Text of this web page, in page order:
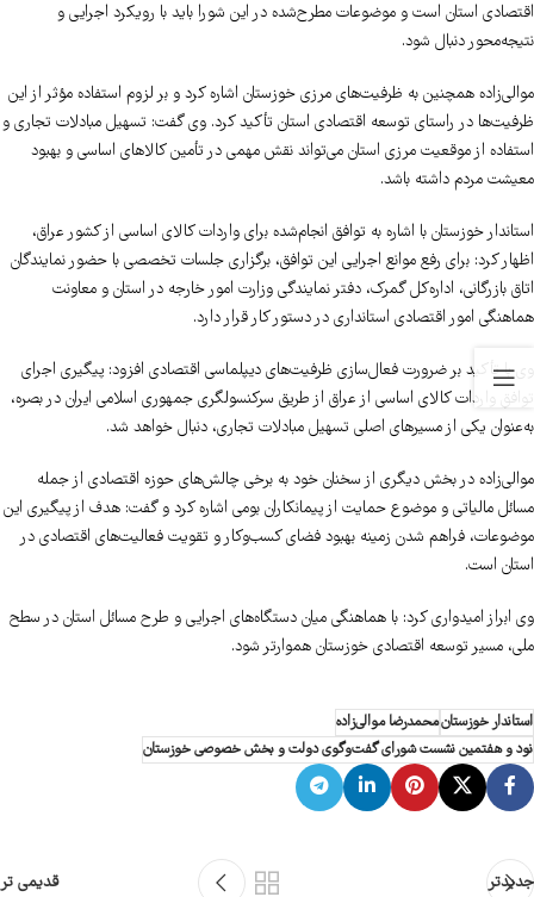
اقتصادی استان است و موضوعات مطرح‌شده در این شورا باید با رویکرد اجرایی و
نتیجه‌محور دنبال شود.
موالی‌زاده همچنین به ظرفیت‌های مرزی خوزستان اشاره کرد و بر لزوم استفاده مؤثر از این
ظرفیت‌ها در راستای توسعه اقتصادی استان تأکید کرد. وی گفت: تسهیل مبادلات تجاری و
استفاده از موقعیت مرزی استان می‌تواند نقش مهمی در تأمین کالاهای اساسی و بهبود
معیشت مردم داشته باشد.
استاندار خوزستان با اشاره به توافق انجام‌شده برای واردات کالای اساسی از کشور عراق،
اظهار کرد: برای رفع موانع اجرایی این توافق، برگزاری جلسات تخصصی با حضور نمایندگان
اتاق بازرگانی، اداره‌کل گمرک، دفتر نمایندگی وزارت امور خارجه در استان و معاونت
هماهنگی امور اقتصادی استانداری در دستور کار قرار دارد.
وی با تأکید بر ضرورت فعال‌سازی ظرفیت‌های دیپلماسی اقتصادی افزود: پیگیری اجرای
توافق واردات کالای اساسی از عراق از طریق سرکنسولگری جمهوری اسلامی ایران در بصره،
به‌عنوان یکی از مسیرهای اصلی تسهیل مبادلات تجاری، دنبال خواهد شد.
موالی‌زاده در بخش دیگری از سخنان خود به برخی چالش‌های حوزه اقتصادی از جمله
مسائل مالیاتی و موضوع حمایت از پیمانکاران بومی اشاره کرد و گفت: هدف از پیگیری این
موضوعات، فراهم شدن زمینه بهبود فضای کسب‌وکار و تقویت فعالیت‌های اقتصادی در
استان است.
وی ابراز امیدواری کرد: با هماهنگی میان دستگاه‌های اجرایی و طرح مسائل استان در سطح
ملی، مسیر توسعه اقتصادی خوزستان هموارتر شود.
استاندار خوزستانمحمدرضا موالی‌زاده
نود و هفتمین نشست شورای گفت‌وگوی دولت و بخش خصوصی خوزستان
جدیدتر قدیمی تر